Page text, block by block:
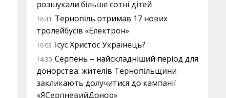
розшукали більше сотні дітей
16:41 Тернопіль отримав 17 нових
тролейбусів «Електрон»
16:03 Ісус Христос Українець?
14:30 Серпень – найскладніший період для
донорства: жителів Тернопільщини
закликають долучитися до кампанії
«ЯСерпневийДонор»